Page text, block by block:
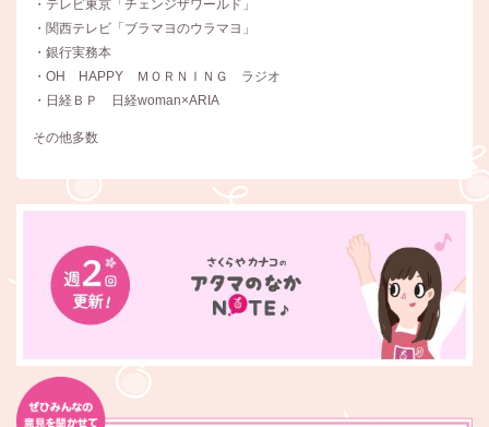
・テレビ東京「チェンジザワールド」
・関西テレビ「ブラマヨのウラマヨ」
・銀行実務本
・OH HAPPY ＭＯＲＮＩＮＧ ラジオ
・日経ＢＰ 日経woman×ARIA
その他多数